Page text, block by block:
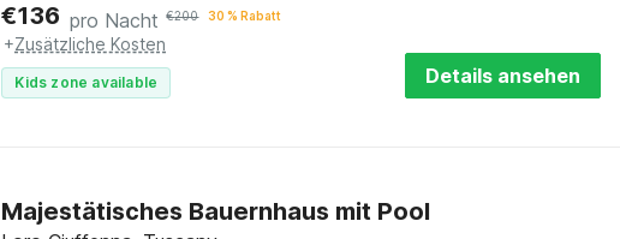
€136 pro Nacht €200 30 % Rabatt
+Zusätzliche Kosten
Kids zone available Details ansehen
Majestätisches Bauernhaus mit Pool